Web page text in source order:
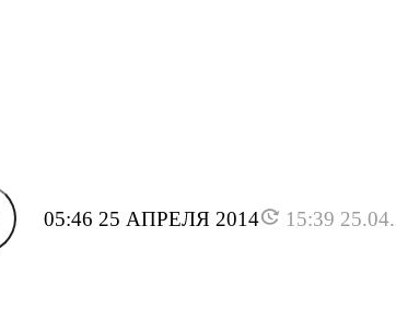
05:46 25 АПРЕЛЯ 2014 15:39